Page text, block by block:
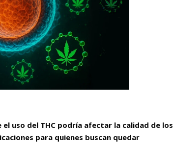
uso del THC podría afectar la calidad de los
para quienes buscan quedar